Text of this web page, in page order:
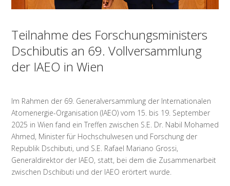
Teilnahme des Forschungsministers
Dschibutis an 69. Vollversammlung
der IAEO in Wien
Im Rahmen der 69. Generalversammlung der Internationalen
Atomenergie-Organisation (IAEO) vom 15. bis 19. September
2025 in Wien fand ein Treffen zwischen S.E. Dr. Nabil Mohamed
Ahmed, Minister für Hochschulwesen und Forschung der
Republik Dschibuti, und S.E. Rafael Mariano Grossi,
Generaldirektor der IAEO, statt, bei dem die Zusammenarbeit
zwischen Dschibuti und der IAEO erörtert wurde.